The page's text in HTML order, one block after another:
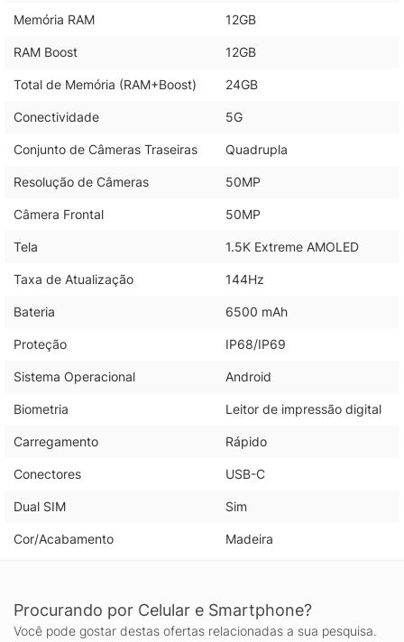
Memória RAM 12GB
RAM Boost 12GB
Total de Memória (RAM+Boost) 24GB
Conectividade 5G
Conjunto de Câmeras Traseiras Quadrupla
Resolução de Câmeras 50MP
Câmera Frontal 50MP
Tela 1.5K Extreme AMOLED
Taxa de Atualização 144Hz
Bateria 6500 mAh
Proteção IP68/IP69
Sistema Operacional Android
Biometria Leitor de impressão digital
Carregamento Rápido
Conectores USB-C
Dual SIM Sim
Cor/Acabamento Madeira
Procurando por Celular e Smartphone?
Você pode gostar destas ofertas relacionadas a sua pesquisa.